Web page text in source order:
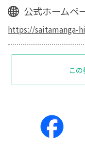
公式ホームペ
https://saitamanga-
こ